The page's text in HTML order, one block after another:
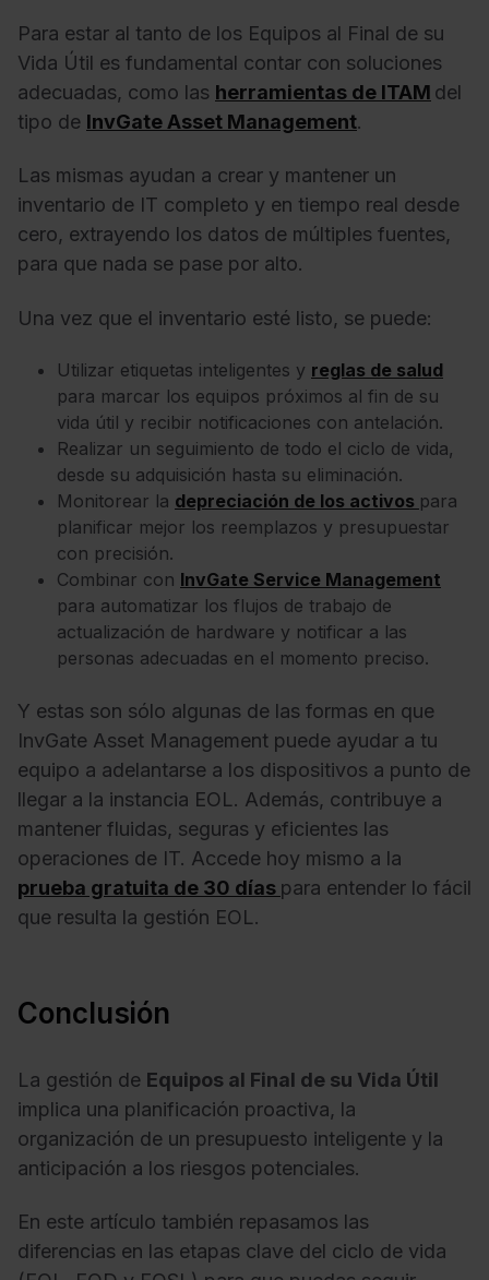
Para estar al tanto de los Equipos al Final de su
Vida Útil es fundamental contar con soluciones
adecuadas, como las herramientas de ITAM del
tipo de InvGate Asset Management.
Las mismas ayudan a crear y mantener un
inventario de IT completo y en tiempo real desde
cero, extrayendo los datos de múltiples fuentes,
para que nada se pase por alto.
Una vez que el inventario esté listo, se puede:
Utilizar etiquetas inteligentes y reglas de salud
para marcar los equipos próximos al fin de su
vida útil y recibir notificaciones con antelación.
Realizar un seguimiento de todo el ciclo de vida,
desde su adquisición hasta su eliminación.
Monitorear la depreciación de los activos para
planificar mejor los reemplazos y presupuestar
con precisión.
Combinar con InvGate Service Management
para automatizar los flujos de trabajo de
actualización de hardware y notificar a las
personas adecuadas en el momento preciso.
Y estas son sólo algunas de las formas en que
InvGate Asset Management puede ayudar a tu
equipo a adelantarse a los dispositivos a punto de
llegar a la instancia EOL. Además, contribuye a
mantener fluidas, seguras y eficientes las
operaciones de IT. Accede hoy mismo a la
prueba gratuita de 30 días para entender lo fácil
que resulta la gestión EOL.
Conclusión
La gestión de Equipos al Final de su Vida Útil
implica una planificación proactiva, la
organización de un presupuesto inteligente y la
anticipación a los riesgos potenciales.
En este artículo también repasamos las
diferencias en las etapas clave del ciclo de vida